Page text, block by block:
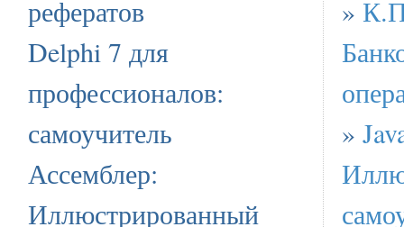
рефератов
Delphi 7 для
профессионалов:
самоучитель
Ассемблер:
Иллюстрированный
»
»